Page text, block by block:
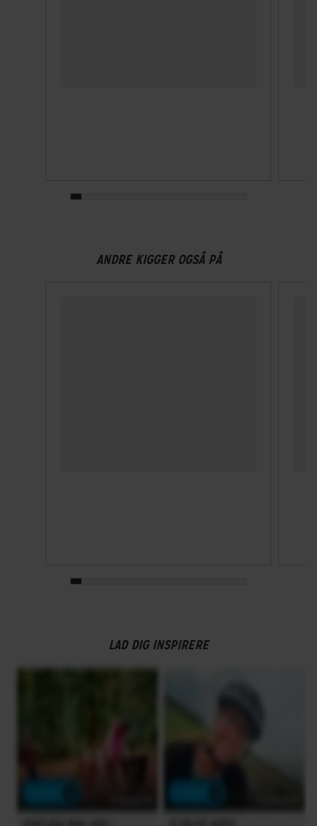
ANDRE KIGGER OGSÅ PÅ
LAD DIG INSPIRERE